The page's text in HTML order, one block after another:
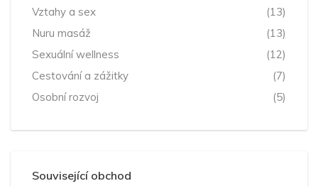
Vztahy a sex
(13)
Nuru masáž
(13)
Sexuální wellness
(12)
Cestování a zážitky
(7)
Osobní rozvoj
(5)
Související obchod